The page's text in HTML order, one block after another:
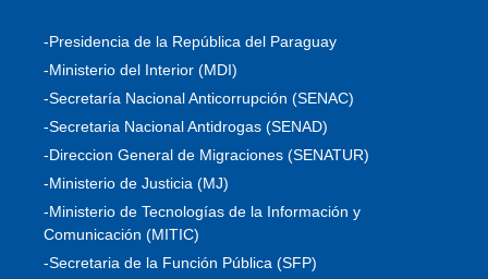
-Presidencia de la República del Paraguay
-Ministerio del Interior (MDI)
-Secretaría Nacional Anticorrupción (SENAC)
-Secretaria Nacional Antidrogas (SENAD)
-Direccion General de Migraciones (SENATUR)
-Ministerio de Justicia (MJ)
-Ministerio de Tecnologías de la Información y
Comunicación (MITIC)
-Secretaria de la Función Pública (SFP)